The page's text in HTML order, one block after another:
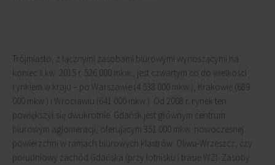
Trójmiasto, z łącznymi zasobami biurowymi wynoszącymi na
koniec II kw. 2015 r. 526 000 mkw., jest czwartym co do wielkości
rynkiem w kraju – po Warszawie (4 538 000 mkw.), Krakowie (689
000 mkw.) i Wrocławiu (641 000 mkw.). Od 2008 r. rynek ten
powiększył się dwukrotnie. Gdańsk jest głównym centrum
biurowym aglomeracji, oferującym 351 000 mkw. nowoczesnej
powierzchni w ramach biurowych klastrów: Oliwa-Wrzeszcz, czy
południowy zachód Gdańska (przy lotnisku i trasie WZ). Zasoby